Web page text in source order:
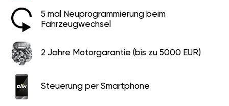
5 mal Neuprogrammierung beim
Fahrzeugwechsel
2 Jahre Motorgarantie (bis zu 5000 EUR)
Steuerung per Smartphone